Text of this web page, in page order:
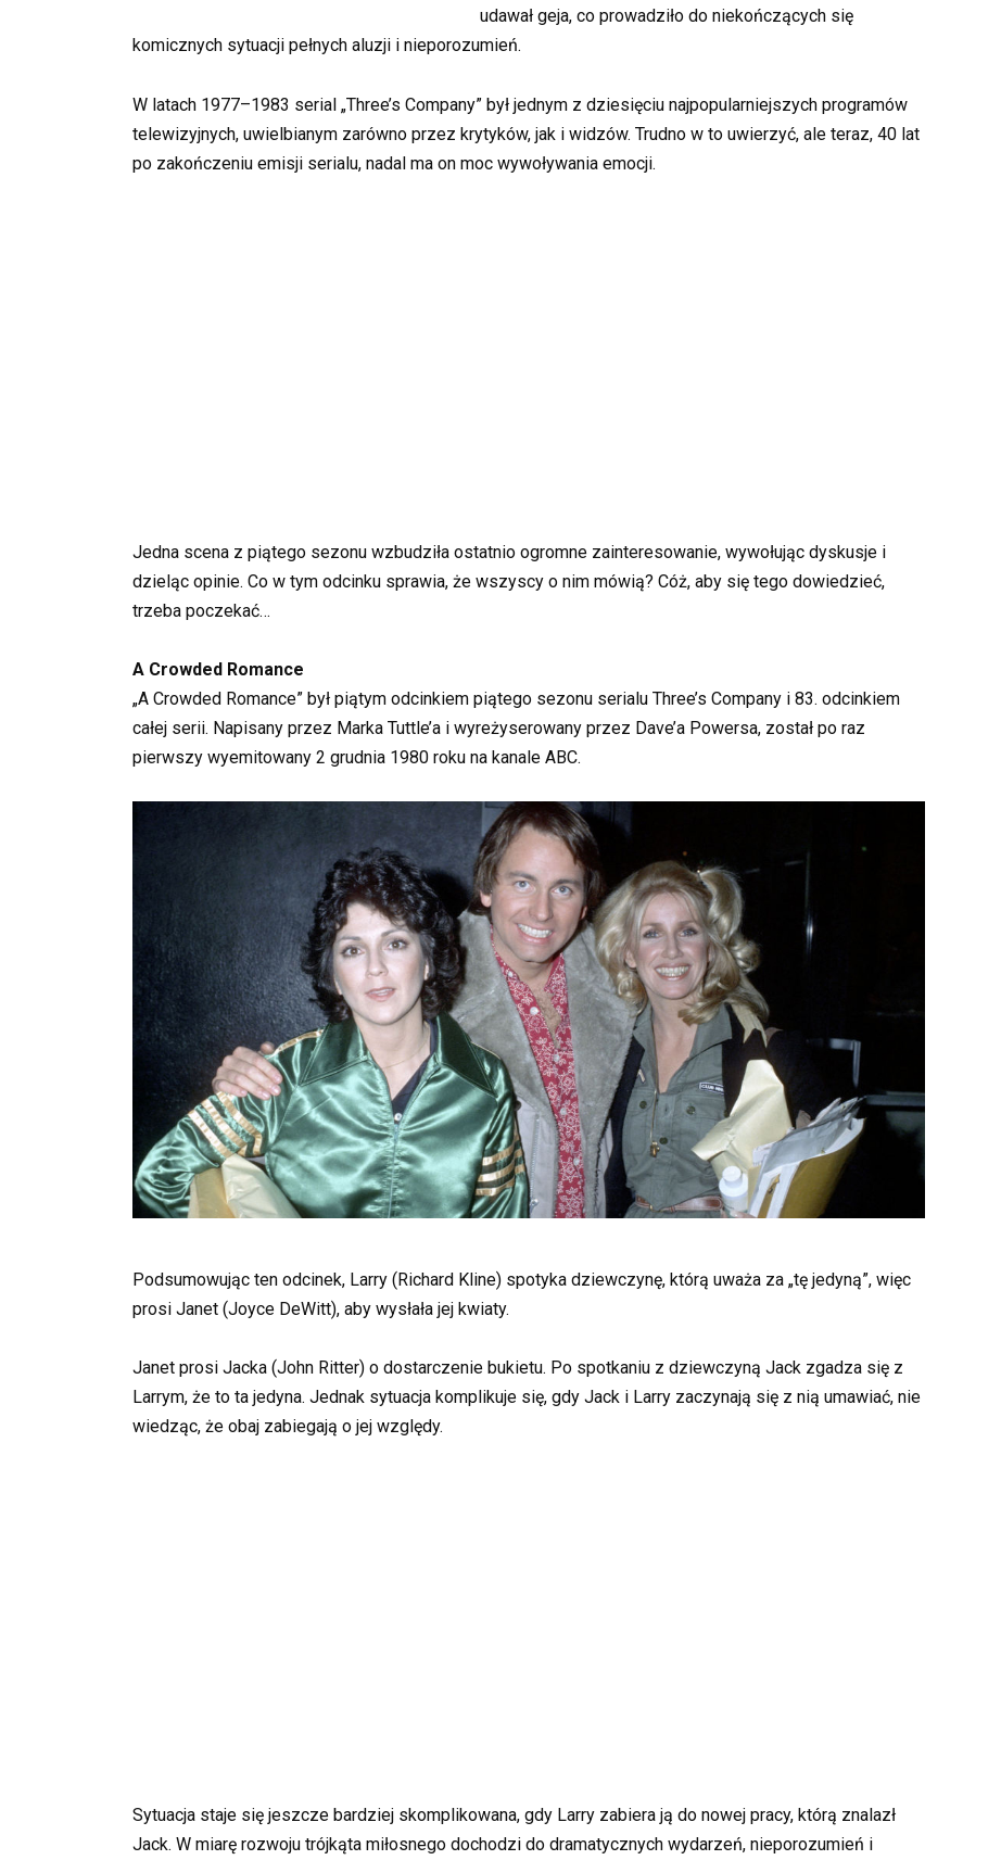
udawał geja, co prowadziło do niekończących się
komicznych sytuacji pełnych aluzji i nieporozumień.
W latach 1977–1983 serial „Three’s Company” był jednym z dziesięciu najpopularniejszych programów
telewizyjnych, uwielbianym zarówno przez krytyków, jak i widzów. Trudno w to uwierzyć, ale teraz, 40 lat
po zakończeniu emisji serialu, nadal ma on moc wywoływania emocji.
Jedna scena z piątego sezonu wzbudziła ostatnio ogromne zainteresowanie, wywołując dyskusje i
dzieląc opinie. Co w tym odcinku sprawia, że wszyscy o nim mówią? Cóż, aby się tego dowiedzieć,
trzeba poczekać…
A Crowded Romance
„A Crowded Romance” był piątym odcinkiem piątego sezonu serialu Three’s Company i 83. odcinkiem
całej serii. Napisany przez Marka Tuttle’a i wyreżyserowany przez Dave’a Powersa, został po raz
pierwszy wyemitowany 2 grudnia 1980 roku na kanale ABC.
Podsumowując ten odcinek, Larry (Richard Kline) spotyka dziewczynę, którą uważa za „tę jedyną”, więc
prosi Janet (Joyce DeWitt), aby wysłała jej kwiaty.
Janet prosi Jacka (John Ritter) o dostarczenie bukietu. Po spotkaniu z dziewczyną Jack zgadza się z
Larrym, że to ta jedyna. Jednak sytuacja komplikuje się, gdy Jack i Larry zaczynają się z nią umawiać, nie
wiedząc, że obaj zabiegają o jej względy.
Sytuacja staje się jeszcze bardziej skomplikowana, gdy Larry zabiera ją do nowej pracy, którą znalazł
Jack. W miarę rozwoju trójkąta miłosnego dochodzi do dramatycznych wydarzeń, nieporozumień i